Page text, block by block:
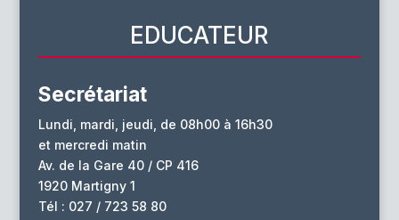
EDUCATEUR
Secrétariat
Lundi, mardi, jeudi, de 08h00 à 16h30
et mercredi matin
Av. de la Gare 40 / CP 416
1920 Martigny 1
Tél : 027 / 723 58 80